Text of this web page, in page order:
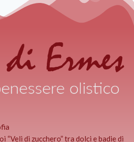
“Veli di zucchero” tra dolci e badie di